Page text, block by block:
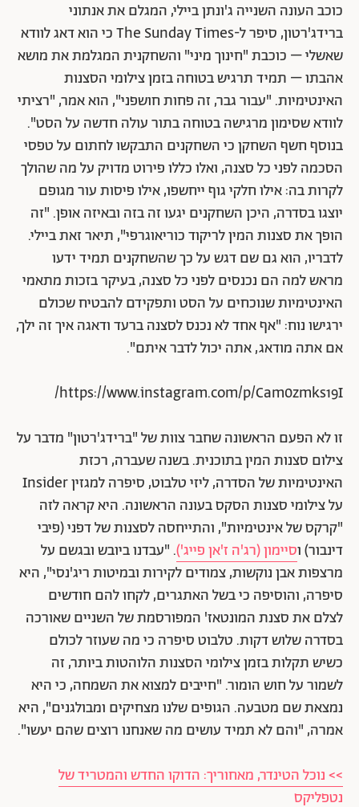
כוכב העונה השנייה ג'ונתן ביילי, המגלם את אנתוני
ברידג'רטון, סיפר ל-The Sunday Times כי
הוא דאג לוודא
שאשלי – כוכבת "חינוך מיני" והשחקנית המגלמת את מושא
אהבתו – תמיד תרגיש בטוחה בזמן צילומי הסצנות
האינטימיות. "עבור גבר, זה פחות חושפני", הוא אמר, "רציתי
לוודא שסימון מרגישה בטוחה בתור עולה חדשה על הסט".
בנוסף חשף השחקן כי השחקנים התבקשו לחתום על טפסי
הסכמה לפני כל סצנה, ואלו כללו פירוט מדויק על מה שהולך
לקרות בה: אילו חלקי גוף ייחשפו, אילו פיסות עור מגופם
יוצגו בסדרה, היכן השחקנים יגעו זה בזה ובאיזה אופן. "זה
הופך את סצנות המין לריקוד כוריאוגרפי", תיאר זאת ביילי.
לדבריו, הואגם שם דגש על כך שהשחקנים תמיד ידעו
מראש למה הם נכנסים לפני כל סצנה, בעיקר בזכות מתאמי
האינטימיות שנוכחים על הסט ותפקידם להבטיח שכולם
ירגישו נוח: "אף אחד לא נכנס לסצנה ברעד ודאגה איך זה ילך,
אם אתה מודאג, אתה יכול לדבר איתם".
https://www.instagram.com/p/Cam0zmks19I/
זו לא הפעם הראשונה שחבר צוות של "ברידג'רטון" מדבר על
צילום סצנות המין בתוכנית. בשנה שעברה, רכזת
האינטימיות של הסדרה, ליזי טלבוט, סיפרה למגזין Insider
על צילומי סצנות הסקס בעונה הראשונה. היא קראה לזה
"קרקס של אינטימיות", והתייחסה לסצנות של דפני (פיבי
דינבור) וסיימון (רג'ה ז'אן פייג'). "עבדנו ביובש ובגשם על
מרצפות אבן נוקשות, צמודים לקירות ובמיטות ריג'נסי", היא
סיפרה, והוסיפה כי בשל האתגרים, לקחו להם חודשים
לצלם את סצנת המונטאז' המפורסמת של השניים שאורכה
בסדרה שלוש דקות. טלבוט סיפרה כי מה שעוזר לכולם
כשיש תקלות בזמן צילומי הסצנות הלוהטות ביותר, זה
לשמור על חוש הומור. "חייבים למצוא את השמחה, כי היא
נמצאת שם מטבעה. הגופים שלנו מצחיקים ומבולגנים", היא
אמרה, "והם לא תמיד עושים מה שאנחנו רוצים שהם יעשו".
>> נוכל הטינדר, מאחוריך: הדוקו החדש והמטריד של
נטפליקס